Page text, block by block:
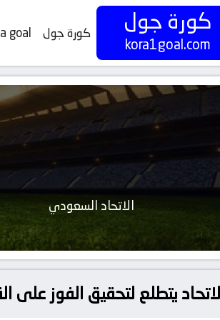
كورة جول
kora1goal.com
كورة جول goal
الاتحاد السعودي
يتطلع لتحقيق الفوز